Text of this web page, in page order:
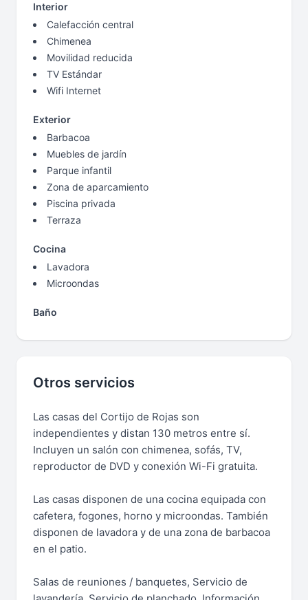
Interior
Calefacción central
Chimenea
Movilidad reducida
TV Estándar
Wifi Internet
Exterior
Barbacoa
Muebles de jardín
Parque infantil
Zona de aparcamiento
Piscina privada
Terraza
Cocina
Lavadora
Microondas
Baño
Otros servicios
Las casas del Cortijo de Rojas son
independientes y distan 130 metros entre sí.
Incluyen un salón con chimenea, sofás, TV,
reproductor de DVD y conexión Wi-Fi gratuita.
Las casas disponen de una cocina equipada con
cafetera, fogones, horno y microondas. También
disponen de lavadora y de una zona de barbacoa
en el patio.
Salas de reuniones / banquetes, Servicio de